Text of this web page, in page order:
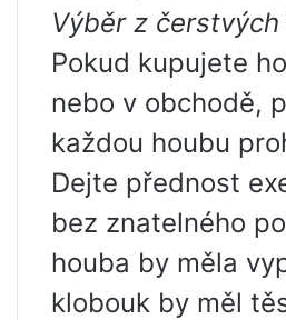
Výběr z čerstvých
Pokud kupujete
nebo v obchodě,
každou houbu
Dejte přednost
bez znatelného
houba by měla
klobouk by měl